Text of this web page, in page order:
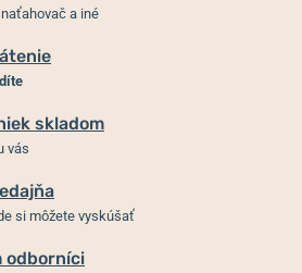
a iné
skladom
vás
si môžete vyskúšať
odborníci